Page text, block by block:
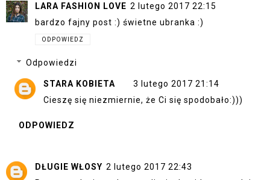
LARA FASHION LOVE 2 lutego 2017 22:15
bardzo fajny post :) świetne ubranka :)
ODPOWIEDZ
Odpowiedzi
STARA KOBIETA
3 lutego 2017 21:14
Cieszę się niezmiernie, że Ci się spodobało:)))
ODPOWIEDZ
DŁUGIE WŁOSY 2 lutego 2017 22:43